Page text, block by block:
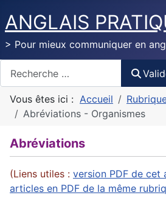
ANGLAIS
> Pour mieux communiquer en
Vous êtes ici : Accueil
Abréviations - Organismes
Abréviations
(Liens utiles : version PDF de cet
articles en PDF de la même